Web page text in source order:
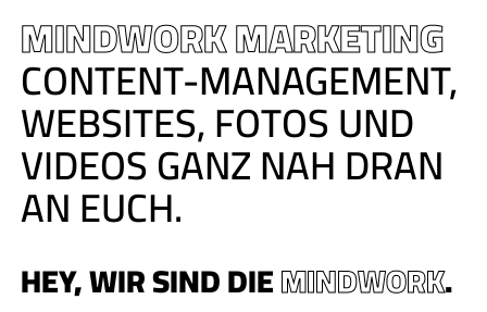
MINDWORK MARKETING
CONTENT-MANAGEMENT,
WEBSITES, FOTOS UND
VIDEOS GANZ NAH DRAN
AN EUCH.
HEY, WIR SIND DIEMINDWORK.